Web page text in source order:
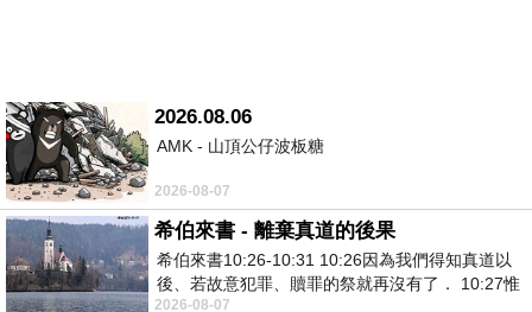
2026.08.06
AMK - 山頂公仔波板糖
2026-08-07
希伯來書 - 離棄真道的後果
希伯來書10:26-10:31 10:26因為我們得知真道以
後、若故意犯罪、贖罪的祭就再沒有了． 10:27惟
有戰懼等候審判和那燒滅眾敵人的烈火
2026-08-07